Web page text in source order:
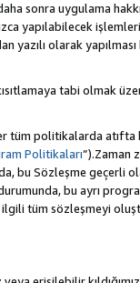
sonra uygulama
yapılabilecek
yazılı olarak yapılması
tabi olmak
tüm politikalarda atıfta
Politikaları”).Zaman
bu Sözleşme geçerli
bu ayrı
ilgili tüm sözleşmeyi